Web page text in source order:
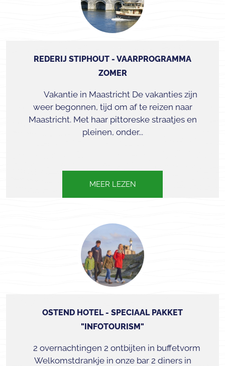
REDERIJ STIPHOUT - VAARPROGRAMMA
ZOMER
Vakantie in Maastricht De vakanties zijn
weer begonnen, tijd om af te reizen naar
Maastricht. Met haar pittoreske straatjes en
pleinen, onder...
MEER LEZEN
OSTEND HOTEL - SPECIAAL PAKKET
"INFOTOURISM"
2 overnachtingen 2 ontbijten in buffetvorm
Welkomstdrankje in onze bar 2 diners in